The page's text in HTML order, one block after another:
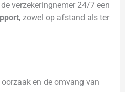
verzekeringnemer 24/7 een
, zowel op afstand als ter
en de omvang van